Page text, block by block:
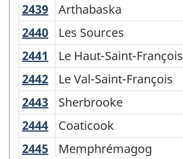
2439 Arthabaska
Arthabaska
2440 Les Sources
Les Sources
2441
Le Haut-Saint-François
Le Haut-Saint-François
2442 Le Val-Saint-François
Le Val-Saint-François
2443 Sherbrooke
Sherbrooke
2444 Coaticook
Coaticook
2445 Memphrémagog
Memphrémagog